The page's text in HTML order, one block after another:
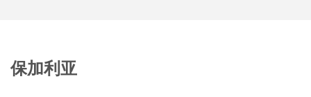
保加利亚